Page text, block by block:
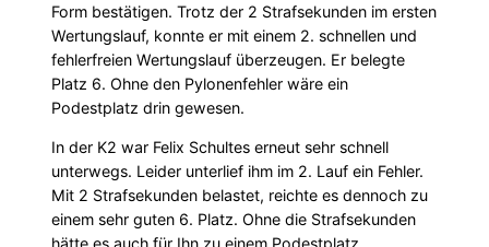
Form bestätigen. Trotz der 2 Strafsekunden im ersten
Wertungslauf, konnte er mit einem 2. schnellen und
fehlerfreien Wertungslauf überzeugen. Er belegte
Platz 6. Ohne den Pylonenfehler wäre ein
Podestplatz drin gewesen.
In der K2 war Felix Schultes erneut sehr schnell
unterwegs. Leider unterlief ihm im 2. Lauf ein Fehler.
Mit 2 Strafsekunden belastet, reichte es dennoch zu
einem sehr guten 6. Platz. Ohne die Strafsekunden